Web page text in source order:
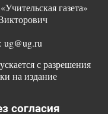
газета»
ug@ug.ru
с разрешения
на издание
согласия